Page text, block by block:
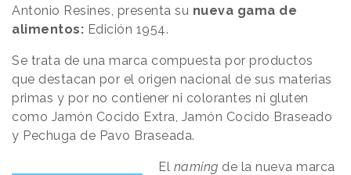
Antonio Resines, presenta su nueva gama de
alimentos: Edición 1954.
Se trata de una marca compuesta por productos
que destacan por el origen nacional de sus materias
primas y por no contiener ni colorantes ni gluten
como Jamón Cocido Extra, Jamón Cocido Braseado
y Pechuga de Pavo Braseada.
El naming de la nueva marca